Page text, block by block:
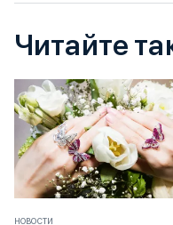
Читайте
НОВОСТИ